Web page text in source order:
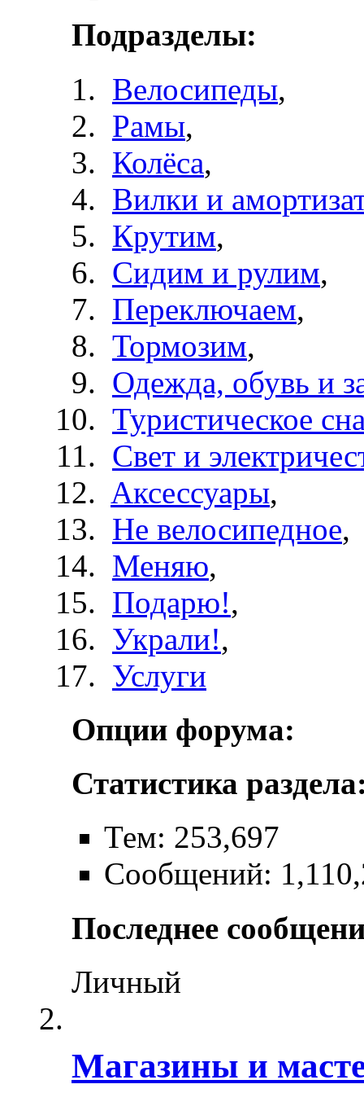
Подразделы:
Велосипеды,
Рамы,
Колёса,
Вилки и
Крутим,
Сидим и рулим,
Переключаем,
Тормозим,
Одежда, обувь и
Туристическое
Свет и
Aксессуары,
Не велосипедное,
Меняю,
Подарю!,
Украли!,
Услуги
Опции форума:
Статистика
Тем: 253,697
Сообщений:
Последнее
Личный
Магазины и